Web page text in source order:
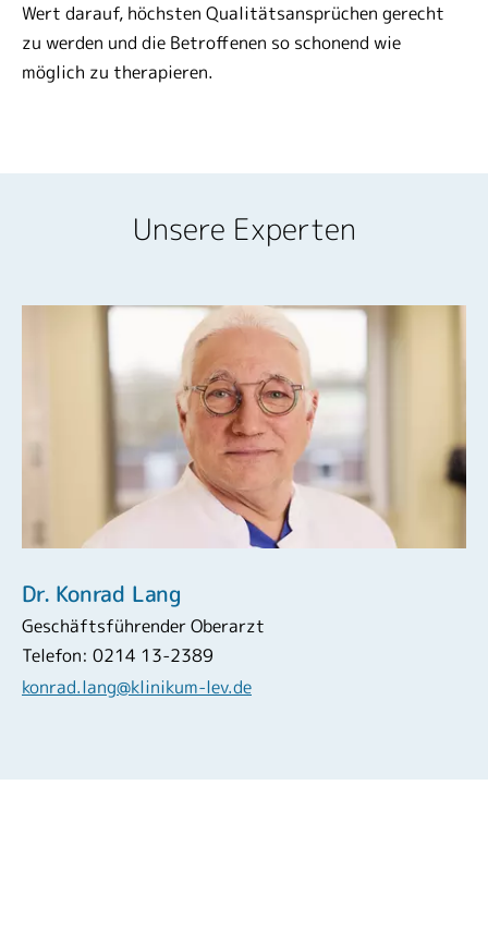
Wert darauf, höchsten Qualitätsansprüchen gerecht
zu werden und die Betroffenen so schonend wie
möglich zu therapieren.
Unsere Experten
Dr. Konrad Lang
Geschäftsführender Oberarzt
Telefon: 0214 13-2389
konrad.lang@klinikum-lev.de